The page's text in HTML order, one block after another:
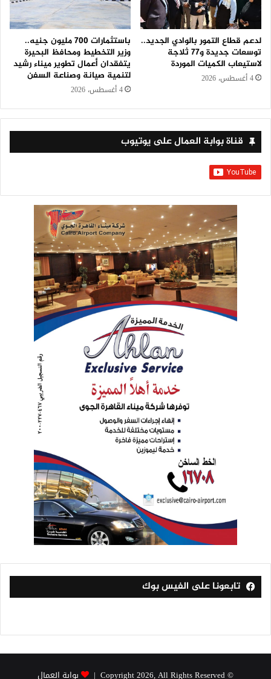
لدعم قطاع التمور بالوادي الجديد..
توسعات جديدة و٧٧ ثلاجة
لاستيعاب الكميات الموردة
4 أغسطس، 2026
باستثمارات 700 مليون جنيه..
وزير التخطيط ومحافظ البحيرة
يتفقدان أعمال تطوير ميناء رشيد
لتنمية صيانة وصناعة السفن
4 أغسطس، 2026
قناة بوابة العمال على يوتيوب
تابعونا على الفيس بوك
© Copyright 2026, All Rights Reserved | بوابة العمال